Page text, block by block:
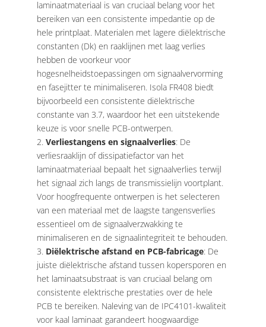
laminaatmateriaal is van cruciaal belang voor het
bereiken van een consistente impedantie op de
hele printplaat. Materialen met lagere diëlektrische
constanten (Dk) en raaklijnen met laag verlies
hebben de voorkeur voor
hogesnelheidstoepassingen om signaalvervorming
en fasejitter te minimaliseren. Isola FR408 biedt
bijvoorbeeld een consistente diëlektrische
constante van 3.7, waardoor het een uitstekende
keuze is voor snelle PCB-ontwerpen.
Verliestangens en signaalverlies: De
verliesraaklijn of dissipatiefactor van het
laminaatmateriaal bepaalt het signaalverlies terwijl
het signaal zich langs de transmissielijn voortplant.
Voor hoogfrequente ontwerpen is het selecteren
van een materiaal met de laagste tangensverlies
essentieel om de signaalverzwakking te
minimaliseren en de signaalintegriteit te behouden.
Diëlektrische afstand en PCB-fabricage: De
juiste diëlektrische afstand tussen kopersporen en
het laminaatsubstraat is van cruciaal belang om
consistente elektrische prestaties over de hele
PCB te bereiken. Naleving van de IPC4101-kwaliteit
voor kaal laminaat garandeert hoogwaardige